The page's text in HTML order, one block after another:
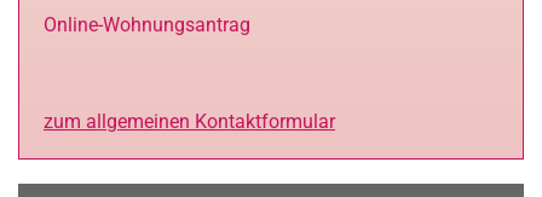
Online-Wohnungsantrag
zum allgemeinen Kontaktformular